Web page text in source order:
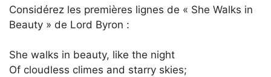
Considérez les premières lignes de « She Walks in
Beauty » de Lord Byron :
She walks in beauty, like the night
Of cloudless climes and starry skies;